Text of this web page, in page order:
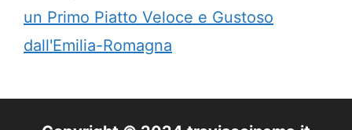
un Primo Piatto Veloce e Gustoso
dall'Emilia-Romagna